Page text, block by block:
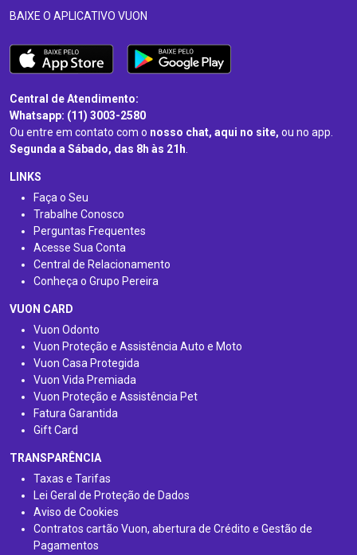
BAIXE O APLICATIVO VUON
Central de Atendimento:
Whatsapp: (11) 3003-2580
Ou entre em contato com o nosso chat, aqui no site, ou no app.
Segunda a Sábado, das 8h às 21h.
LINKS
Faça o Seu
Trabalhe Conosco
Perguntas Frequentes
Acesse Sua Conta
Central de Relacionamento
Conheça o Grupo Pereira
VUON CARD
Vuon Odonto
Vuon Proteção e Assistência Auto e Moto
Vuon Casa Protegida
Vuon Vida Premiada
Vuon Proteção e Assistência Pet
Fatura Garantida
Gift Card
TRANSPARÊNCIA
Taxas e Tarifas
Lei Geral de Proteção de Dados
Aviso de Cookies
Contratos cartão Vuon, abertura de Crédito e Gestão de
Pagamentos